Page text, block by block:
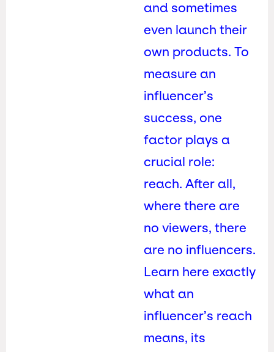
and sometimes
even launch their
own products. To
measure an
influencer’s
success, one
factor plays a
crucial role:
reach. After all,
where there are
no viewers, there
are no influencers.
Learn here exactly
what an
influencer’s reach
means, its